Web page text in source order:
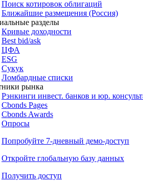
Поиск облигаций & Карты рынка
Поиск облигаций (ИИ)
Поиск котировок облигаций
Ближайшие размещения (Россия)
разделы
Кривые доходности
Best bid/ask
ЦФА
ESG
Сукук
Ломбардные списки
рынка
Рэнкинги инвест. банков и юр.
Cbonds Pages
Cbonds Awards
Опросы
Попробуйте7-дневный